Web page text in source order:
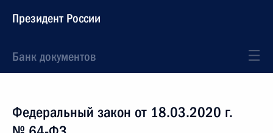
Президент России
Банк документов
Федеральный закон от 18.03.2020 г.